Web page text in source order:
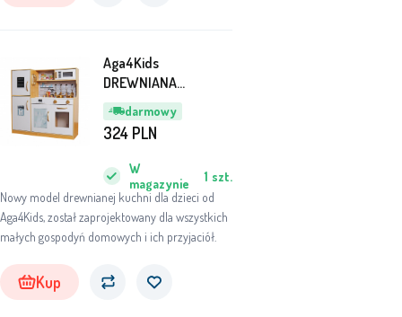
darmowy
Aga4Kids
DREWNIANA
KUCHNIA DLA DZIECI
MR6151
Nowy model drewnianej kuchni dla dzieci od
Aga4Kids, został zaprojektowany dla wszystkich
małych gospodyń domowych i ich przyjaciół.
W
magazynie
1 szt.
324 PLN
Kup